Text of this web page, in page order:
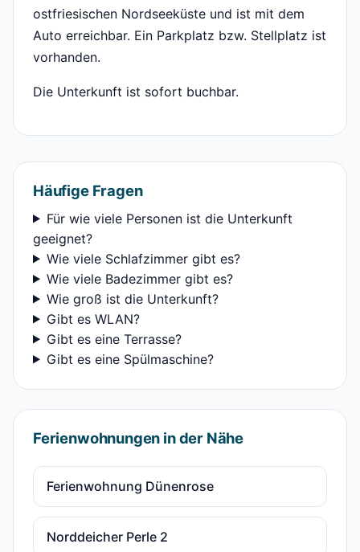
ostfriesischen Nordseeküste und ist mit dem
Auto erreichbar. Ein Parkplatz bzw. Stellplatz ist
vorhanden.
Die Unterkunft ist sofort buchbar.
Häufige Fragen
Für wie viele Personen ist die Unterkunft
geeignet?
Wie viele Schlafzimmer gibt es?
Wie viele Badezimmer gibt es?
Wie groß ist die Unterkunft?
Gibt es WLAN?
Gibt es eine Terrasse?
Gibt es eine Spülmaschine?
Ferienwohnungen in der Nähe
Ferienwohnung Dünenrose
Norddeicher Perle 2